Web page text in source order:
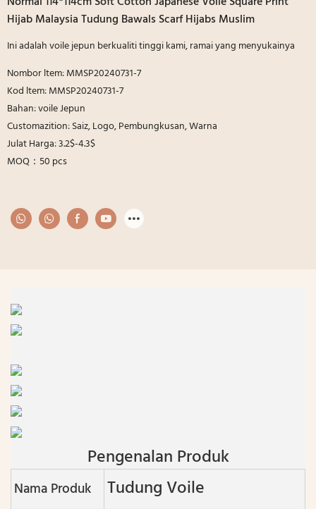
Hijab Malaysia Tudung Bawals Scarf Hijabs Muslim
Ini adalah voile jepun berkualiti tinggi kami, ramai yang menyukainya
Nombor ltem: MMSP20240731-7
Kod ltem: MMSP20240731-7
Bahan: voile Jepun
Customazition: Saiz, Logo, Pembungkusan, Warna
Julat Harga: 3.2$-4.3$
MOQ：50 pcs
Pengenalan Produk
Nama Produk Tudung Voile